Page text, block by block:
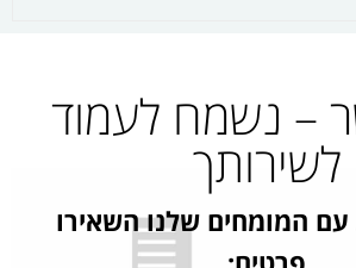
– נשמח לעמוד
לשירותך
עם המומחים שלנו השאירו